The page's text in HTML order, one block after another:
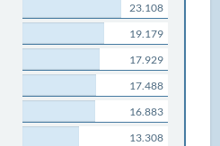
23.108
19.179
17.929
17.488
16.883
13.308